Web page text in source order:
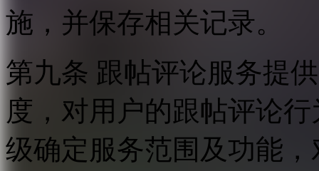
施，并保存相关记录。
第九条 跟帖评论服务提
度，对用户的跟帖评论
级确定服务范围及功能